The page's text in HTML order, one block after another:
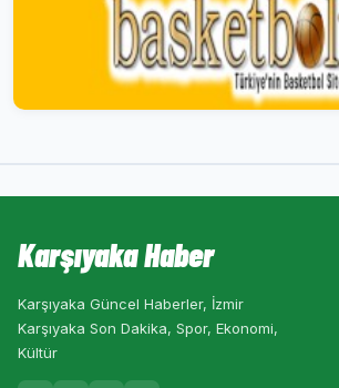
Karşıyaka Haber
Karşıyaka Güncel Haberler, İzmir
Karşıyaka Son Dakika, Spor, Ekonomi,
Kültür